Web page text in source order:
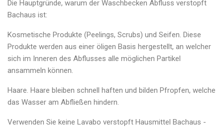
Die Hauptgründe, warum der Waschbecken Abfluss verstopft
Bachaus ist:
Kosmetische Produkte (Peelings, Scrubs) und Seifen. Diese
Produkte werden aus einer öligen Basis hergestellt, an welcher
sich im Inneren des Abflusses alle möglichen Partikel
ansammeln können.
Haare. Haare bleiben schnell haften und bilden Pfropfen, welche
das Wasser am Abfließen hindern.
Verwenden Sie keine Lavabo verstopft Hausmittel Bachaus -